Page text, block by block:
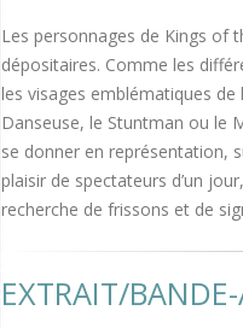
Les personnages de Kings of
dépositaires. Comme les
les visages emblématiques de
Danseuse, le Stuntman ou le
se donner en représentation,
plaisir de spectateurs d’un
recherche de frissons et de
EXTRAIT/